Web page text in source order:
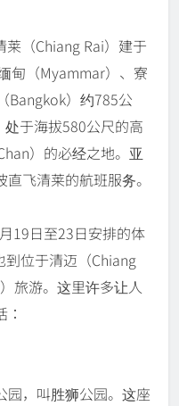
（Chiang Rai）建于
甸（Myammar）、寮
Bangkok）约785公
于海拔580公尺的高
）的必经之地。亚
飞清莱的航班服务。
19日至23日安排的体
到位于清迈（Chiang
旅游。这里许多让人
园，叫胜狮公园。这座